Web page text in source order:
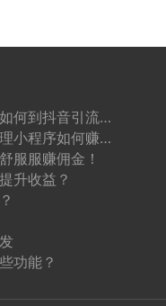
借短视频免费获客，实体店如何到抖音引流推广？
史上最全的赚钱攻略教你代理小程序如何赚钱！！
服服赚佣金！
升收益？
功能？